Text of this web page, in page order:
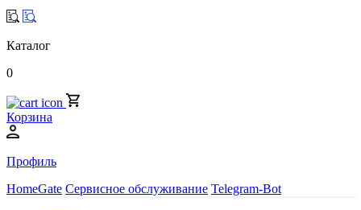
Каталог
0
Корзина
Профиль
HomeGate Сервисное обслуживание Telegram-Bot